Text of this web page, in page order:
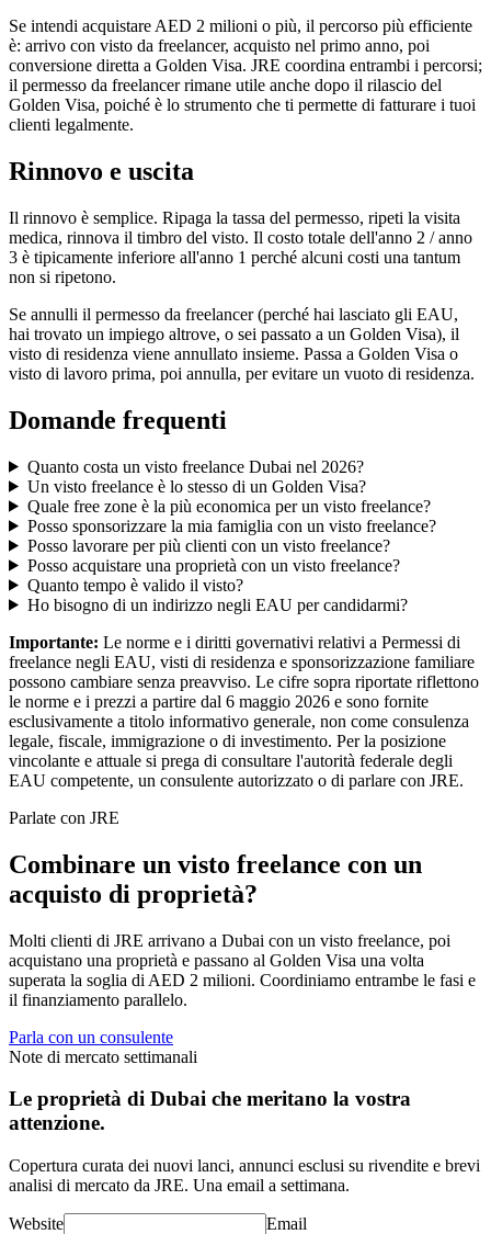
Se intendi acquistare AED 2 milioni o più, il percorso più efficiente
è: arrivo con visto da freelancer, acquisto nel primo anno, poi
conversione diretta a Golden Visa. JRE coordina entrambi i percorsi;
il permesso da freelancer rimane utile anche dopo il rilascio del
Golden Visa, poiché è lo strumento che ti permette di fatturare i tuoi
clienti legalmente.
Rinnovo e uscita
Il rinnovo è semplice. Ripaga la tassa del permesso, ripeti la visita
medica, rinnova il timbro del visto. Il costo totale dell'anno 2 / anno
3 è tipicamente inferiore all'anno 1 perché alcuni costi una tantum
non si ripetono.
Se annulli il permesso da freelancer (perché hai lasciato gli EAU,
hai trovato un impiego altrove, o sei passato a un Golden Visa), il
visto di residenza viene annullato insieme. Passa a Golden Visa o
visto di lavoro prima, poi annulla, per evitare un vuoto di residenza.
Domande frequenti
Quanto costa un visto freelance Dubai nel 2026?
Un visto freelance è lo stesso di un Golden Visa?
Quale free zone è la più economica per un visto freelance?
Posso sponsorizzare la mia famiglia con un visto freelance?
Posso lavorare per più clienti con un visto freelance?
Posso acquistare una proprietà con un visto freelance?
Quanto tempo è valido il visto?
Ho bisogno di un indirizzo negli EAU per candidarmi?
Importante: Le norme e i diritti governativi relativi a Permessi di
freelance negli EAU, visti di residenza e sponsorizzazione familiare
possono cambiare senza preavviso. Le cifre sopra riportate riflettono
le norme e i prezzi a partire dal 6 maggio 2026 e sono fornite
esclusivamente a titolo informativo generale, non come consulenza
legale, fiscale, immigrazione o di investimento. Per la posizione
vincolante e attuale si prega di consultare l'autorità federale degli
EAU competente, un consulente autorizzato o di parlare con JRE.
Parlate con JRE
Combinare un visto freelance con un
acquisto di proprietà?
Molti clienti di JRE arrivano a Dubai con un visto freelance, poi
acquistano una proprietà e passano al Golden Visa una volta
superata la soglia di AED 2 milioni. Coordiniamo entrambe le fasi e
il finanziamento parallelo.
Parla con un consulente
Note di mercato settimanali
Le proprietà di Dubai che meritano la vostra
attenzione.
Copertura curata dei nuovi lanci, annunci esclusi su rivendite e brevi
analisi di mercato da JRE. Una email a settimana.
Website Email